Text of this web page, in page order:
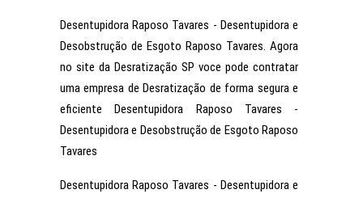
Desentupidora Raposo Tavares - Desentupidora e
Desobstrução de Esgoto Raposo Tavares. Agora
no site da Desratização SP voce pode contratar
uma empresa de Desratização de forma segura e
eficiente Desentupidora Raposo Tavares -
Desentupidora e Desobstrução de Esgoto Raposo
Tavares
Desentupidora Raposo Tavares - Desentupidora e